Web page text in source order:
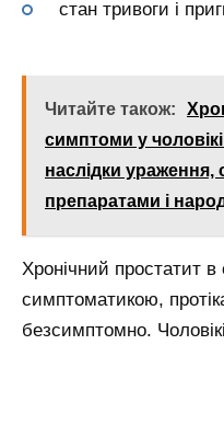
стан тривоги і
Читайте також:
симптоми у
наслідки ураження,
препаратами і
Хронічний простатит
симптоматикою,
безсимптомно.